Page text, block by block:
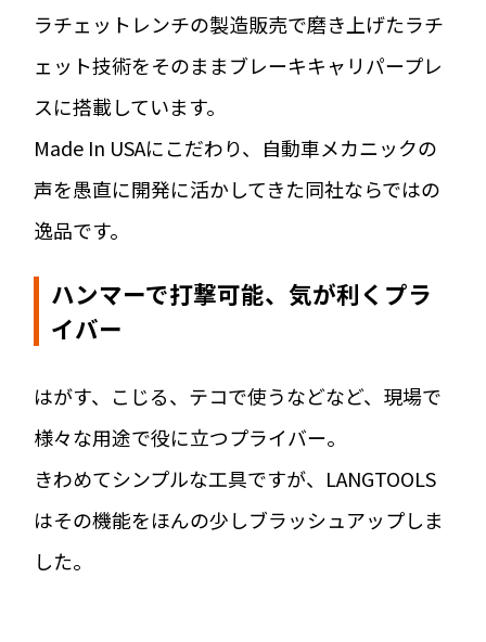
ラチェットレンチの製造販売で磨き上げたラチ
ェット技術をそのままブレーキキャリパープレ
スに搭載しています。
Made In USAにこだわり、自動車メカニックの
声を愚直に開発に活かしてきた同社ならではの
逸品です。
ハンマーで打撃可能、気が利くプラ
イバー
はがす、こじる、テコで使うなどなど、現場で
様々な用途で役に立つプライバー。
きわめてシンプルな工具ですが、LANGTOOLS
はその機能をほんの少しブラッシュアップしま
した。